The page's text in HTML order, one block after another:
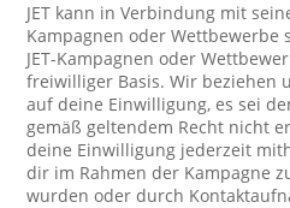
JET kann in Verbindung mit
Kampagnen oder Wettbewerbe
JET-Kampagnen oder
freiwilliger Basis. Wir beziehen
auf deine Einwilligung, es sei
gemäß geltendem Recht nicht
deine Einwilligung jederzeit
dir im Rahmen der Kampagne
wurden oder durch